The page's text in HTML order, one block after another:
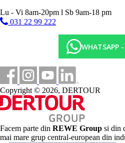
Lu - Vi 8am-20pm l Sb 9am-18 pm
031 22 99 222
WHATSAPP
Copyright © 2026, DERTOUR
Facem parte din REWE Group si din
mai mare grup central-european din